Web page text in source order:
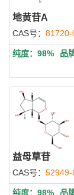
地黄苷A
CAS号： 81720-
纯度：98% 品
益母草苷
CAS号： 52949-
纯度：98% 品